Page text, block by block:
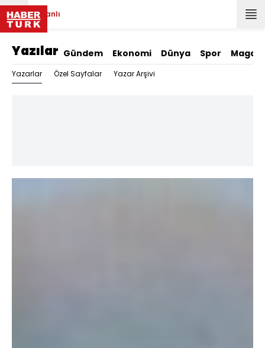
Canlı
Yazılar Gündem Ekonomi Dünya Spor
Yazarlar Özel Sayfalar Yazar Arşivi